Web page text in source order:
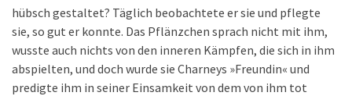
hübsch gestaltet? Täglich beobachtete er sie und pflegte
sie, so gut er konnte. Das Pflänzchen sprach nicht mit ihm,
wusste auch nichts von den inneren Kämpfen, die sich in ihm
abspielten, und doch wurde sie Charneys »Freundin« und
predigte ihm in seiner Einsamkeit von dem von ihm tot